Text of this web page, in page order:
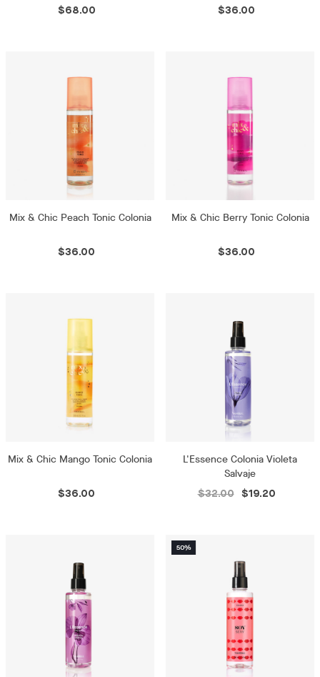
$68.00 $36.00
Mix & Chic Peach Tonic Colonia
$36.00
Mix & Chic Berry Tonic Colonia
$36.00
Mix & Chic Mango Tonic Colonia
$36.00
L'Essence Colonia Violeta
Salvaje
$32.00 $19.20